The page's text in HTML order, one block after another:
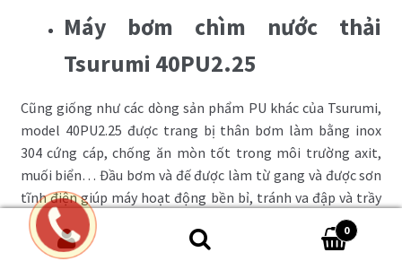
Máy bơm chìm nước thải
Tsurumi 40PU2.25
Cũng giống như các dòng sản phẩm PU khác của Tsurumi,
model 40PU2.25 được trang bị thân bơm làm bằng inox
304 cứng cáp, chống ăn mòn tốt trong môi trường axit,
muối biển… Đầu bơm và đế được làm từ gang và được sơn
tĩnh điện giúp máy hoạt động bền bỉ, tránh va đập và trầy
xước tốt.
Tsurumi 40PU2.25 có công suất khá nhỏ, nên thích hợp để
Tìm kiếm:
0